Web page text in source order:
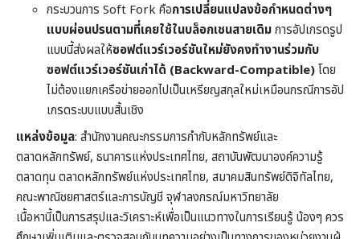
กระบวนการ Soft Fork คือการเปลี่ยนแปลงข้อกำหนดต่างๆ
แบบผ่อนปรนตามที่เคยใช้ในบล็อกเชนสายเดิมการอัปเกรดรูป
แบบนี้ส่งผลให้ซอฟต์แวร์เวอร์ชันใหม่ยังคงทำงานร่วมกับ
ซอฟต์แวร์เวอร์ชันเก่าได้ (Backward-Compatible)โดย
ไม่ต้องแยกเครือข่ายออกไปเป็นเหรียญสกุลใหม่เหมือนกรณีการอัป
เกรดระบบแบบสิ้นเชิง
แหล่งข้อมูล: สำนักงานคณะกรรมการกำกับหลักทรัพย์และ
ตลาดหลักทรัพย์, ธนาคารแห่งประเทศไทย, สถาบันพัฒนาองค์ความรู้
ตลาดทุน ตลาดหลักทรัพย์แห่งประเทศไทย, สมาคมสินทรัพย์ดิจิทัลไทย,
คณะพาณิชยศาสตร์และการบัญชี จุฬาลงกรณ์มหาวิทยาลัย
เนื้อหานี้เป็นการสรุปและวิเคราะห์เพื่อเป็นแนวทางในการเรียนรู้ น้องๆ ควร